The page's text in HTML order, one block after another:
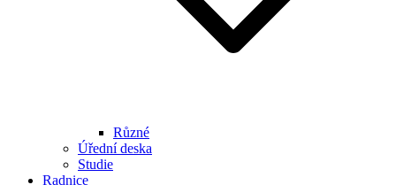
Různé
Úřední deska
Studie
Radnice